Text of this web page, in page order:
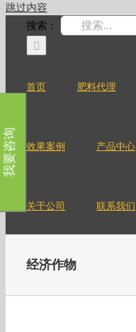
跳过内容
搜索：
首页 肥料代理
效果案例 产品中心
关于公司 联系我们
经济作物
我要咨询